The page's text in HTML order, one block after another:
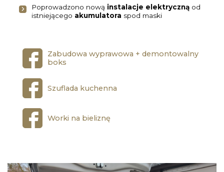
Poprowadzono nową instalacje elektryczną od
istniejącego akumulatora spod maski
Zabudowa wyprawowa + demontowalny
boks
Szuflada kuchenna
Worki na bieliznę